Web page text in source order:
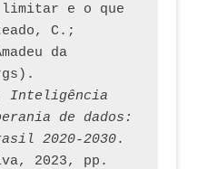
e o que
C.;
da
Inteligência
de dados:
2020-2030.
2023, pp.